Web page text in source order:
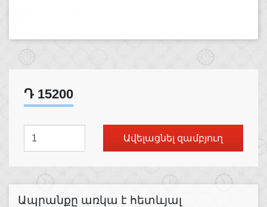
Դ 15200
Ավելացնել զամբյուղ
Ապրանքը առկա է հետևյալ